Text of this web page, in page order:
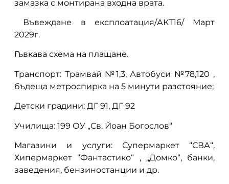
замазка с монтирана входна врата.
Въвеждане в експлоатация/АКТ16/ Март
2029г.
Гъвкава схема на плащане.
Транспорт: Трамвай №1,3, Автобуси №78,120 ,
бъдеща метроспирка на 5 минути разстояние;
Детски градини: ДГ 91, ДГ 92
Училища: 199 ОУ „Св. Йоан Богослов“
Магазини и услуги: Супермаркет “СВА“,
Хипермаркет “Фантастико“ , „Домко“, банки,
заведения, бензиностанции и др.